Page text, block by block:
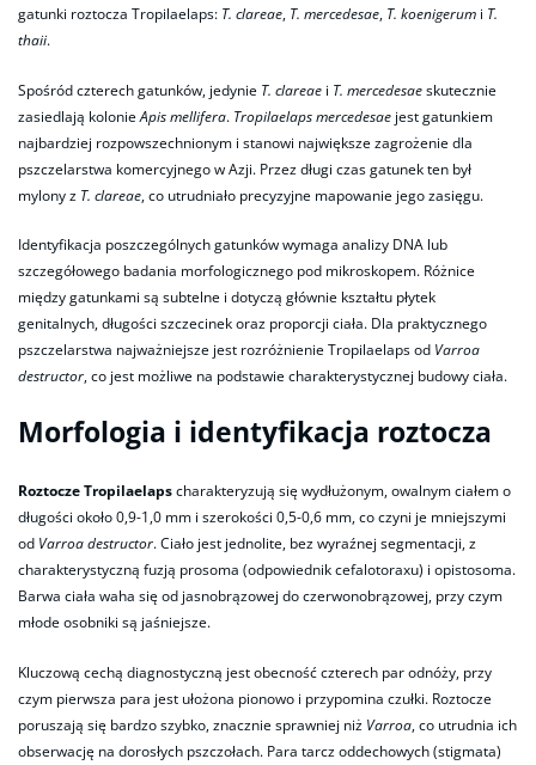
gatunki roztocza Tropilaelaps: T. clareae, T. mercedesae, T. koenigerum i T.
thaii.
Spośród czterech gatunków, jedynie T. clareae i T. mercedesaeskutecznie
zasiedlają kolonieApis mellifera. Tropilaelaps mercedesae jest gatunkiem
najbardziej rozpowszechnionym i stanowi największe zagrożenie dla
pszczelarstwa komercyjnego w Azji. Przez długi czas gatunek ten był
mylony z T. clareae, co utrudniało precyzyjne mapowanie jego zasięgu.
Identyfikacja poszczególnych gatunków wymaga analizy DNA lub
szczegółowego badania morfologicznego pod mikroskopem. Różnice
między gatunkami są subtelne i dotyczą głównie kształtu płytek
genitalnych, długości szczecinek oraz proporcji ciała. Dla praktycznego
pszczelarstwa najważniejsze jest rozróżnienie Tropilaelaps od Varroa
destructor, co jest możliwe na podstawie charakterystycznej budowy ciała.
Morfologia i identyfikacja roztocza
Roztocze Tropilaelapscharakteryzują się wydłużonym, owalnym ciałem o
długości około 0,9-1,0 mm i szerokości 0,5-0,6 mm, co czyni je mniejszymi
od Varroa destructor. Ciało jest jednolite, bez wyraźnej segmentacji, z
charakterystyczną fuzją prosoma (odpowiednik cefalotoraxu) i opistosoma.
Barwa ciała waha się od jasnobrązowej do czerwonobrązowej, przy czym
młode osobniki są jaśniejsze.
Kluczową cechą diagnostyczną jest obecność czterech par odnóży, przy
czym pierwsza para jest ułożona pionowo i przypomina czułki. Roztocze
poruszają się bardzo szybko, znacznie sprawniej niż Varroa, co utrudnia ich
obserwację na dorosłych pszczołach. Para tarcz oddechowych (stigmata)